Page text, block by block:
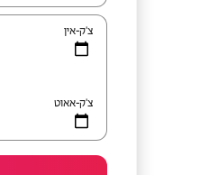
צ'ק-אין
צ'ק-אאוט